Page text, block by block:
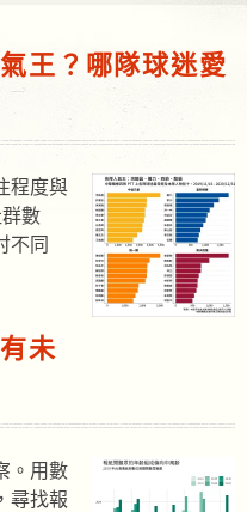
王？哪隊球迷愛
程度與
數
不同
未
。用數
尋找報